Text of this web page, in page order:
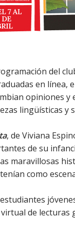
del
en línea,
opiniones y
lingüísticas y
, de Viviana
de su
maravillosas
como
de lecturas